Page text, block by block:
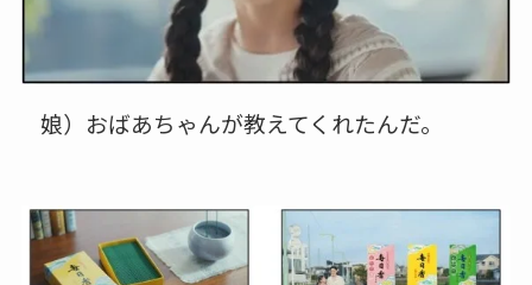
娘）おばあちゃんが教えてくれたんだ。